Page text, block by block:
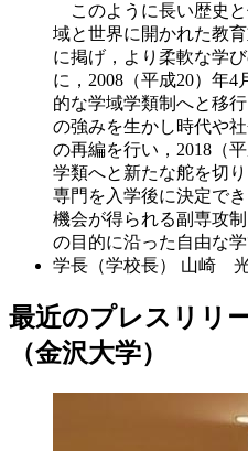
このように長い歴史
域と世界に開かれた教
に掲げ，より柔軟な学
に，2008（平成20）年
的な学域学類制へと移
の強みを生かし時代や
の再編を行い，2018（
学類へと新たな舵を切
専門を入学後に決定で
機会が得られる副専攻
の目的に沿った自由な学
学長（学校長）
山崎
最近のプレスリリ
（金沢大学）